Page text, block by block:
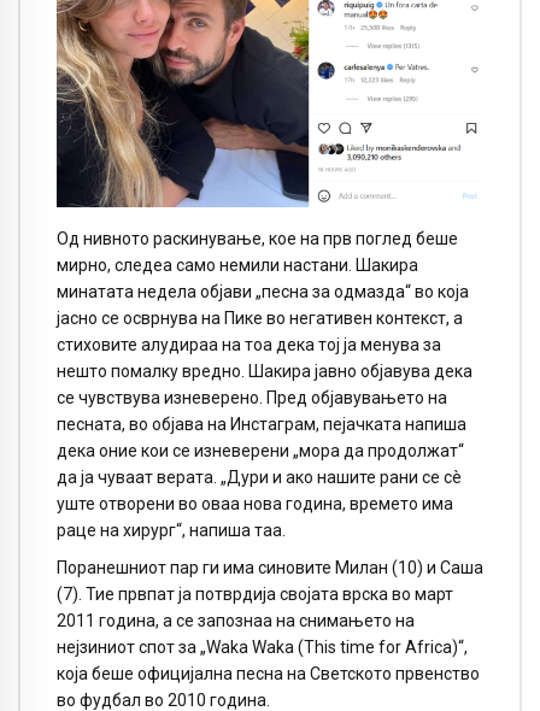
Од нивното раскинување, кое на прв поглед беше
мирно, следеа само немили настани. Шакира
минатата недела објави „песна за одмазда“ во која
јасно се осврнува на Пике во негативен контекст, а
стиховите алудираа на тоа дека тој ја менува за
нешто помалку вредно. Шакира јавно објавува дека
се чувствува изневерено. Пред објавувањето на
песната, во објава на Инстаграм, пејачката напиша
дека оние кои се изневерени „мора да продолжат“
да ја чуваат верата. „Дури и ако нашите рани се сè
уште отворени во оваа нова година, времето има
раце на хирург“, напиша таа.
Поранешниот пар ги има синовите Милан (10) и Саша
(7). Тие првпат ја потврдија својата врска во март
2011 година, а се запознаа на снимањето на
нејзиниот спот за „Waka Waka (This time for Africa)“,
која беше официјална песна на Светското првенство
во фудбал во 2010 година.